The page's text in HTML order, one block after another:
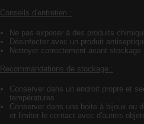
Conseils d'entretien :
Ne pas exposer à des produits
Désinfecter avec un produit
Nettoyer correctement avant stockage
Recommandations de stockage :
Conserver dans un endroit propre et
températures
Conserver dans une boite à bijoux ou
et limiter le contact avec d'autres